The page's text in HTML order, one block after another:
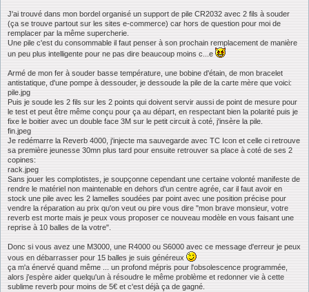
J'ai trouvé dans mon bordel organisé un support de pile CR2032 avec 2 fils à souder
(ça se trouve partout sur les sites e-commerce) car hors de question pour moi de
remplacer par la même supercherie.
Une pile c'est du consommable il faut penser à son prochain remplacement de manière
un peu plus intelligente pour ne pas dire beaucoup moins c...e
Armé de mon fer à souder basse température, une bobine d'étain, de mon bracelet
antistatique, d'une pompe à dessouder, je dessoude la pile de la carte mère que voici:
pile.jpg
Puis je soude les 2 fils sur les 2 points qui doivent servir aussi de point de mesure pour
le test et peut être même conçu pour ça au départ, en respectant bien la polarité puis je
fixe le boitier avec un double face 3M sur le petit circuit à coté, j'insère la pile.
fin.jpeg
Je redémarre la Reverb 4000, j'injecte ma sauvegarde avec TC Icon et celle ci retrouve
sa première jeunesse 30mn plus tard pour ensuite retrouver sa place à coté de ses 2
copines:
rack.jpeg
Sans jouer les complotistes, je soupçonne cependant une certaine volonté manifeste de
rendre le matériel non maintenable en dehors d'un centre agrée, car il faut avoir en
stock une pile avec les 2 lamelles soudées par point avec une position précise pour
vendre la réparation au prix qu'on veut ou pire vous dire "mon brave monsieur, votre
reverb est morte mais je peux vous proposer ce nouveau modèle en vous faisant une
reprise à 10 balles de la votre".
Donc si vous avez une M3000, une R4000 ou S6000 avec ce message d'erreur je peux
vous en débarrasser pour 15 balles je suis généreux
ça m'a énervé quand même ... un profond mépris pour l'obsolescence programmée,
alors j'espère aider quelqu'un à résoudre le même problème et redonner vie à cette
sublime reverb pour moins de 5€ et c'est déjà ça de gagné.